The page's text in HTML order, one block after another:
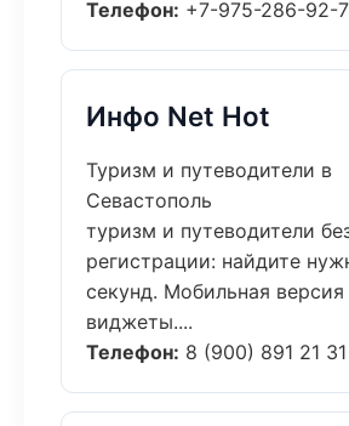
Телефон: +7-975-286-92-
Инфо Net Hot
Туризм и путеводители в
Севастополь
туризм и путеводители
регистрации: найдите
секунд. Мобильная версия
виджеты....
Телефон: 8 (900) 891 21 31